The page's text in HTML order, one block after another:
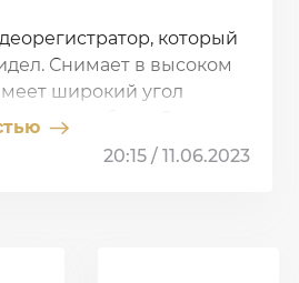
который
Снимает в высоком
широкий угол
время работы. Стоит
20:15 / 11.06.2023